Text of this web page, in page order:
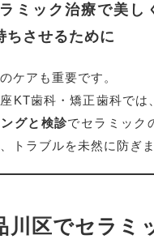
ミック治療で美し
ちさせるために
ケアも重要です。
KT歯科・矯正歯科では、
グと検診でセラミック
トラブルを未然に防ぎま
川区でセラミ